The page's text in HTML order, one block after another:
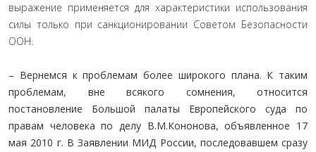
выражение применяется для характеристики использования
силы только при санкционировании Советом Безопасности
ООН.
– Вернемся к проблемам более широкого плана. К таким
проблемам, вне всякого сомнения, относится
постановление Большой палаты Европейского суда по
правам человека по делу В.М.Кононова, объявленное 17
мая 2010 г. В Заявлении МИД России, последовавшем сразу